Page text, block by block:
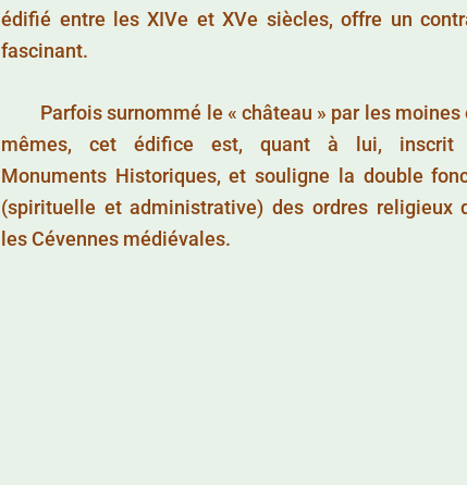
édifié entre les XIVe et XVe siècles, offre un
fascinant.
Parfois surnommé le « château » par les moines
mêmes, cet édifice est, quant à lui, inscrit
Monuments Historiques, et souligne la double
(spirituelle et administrative) des ordres religieux
les Cévennes médiévales.